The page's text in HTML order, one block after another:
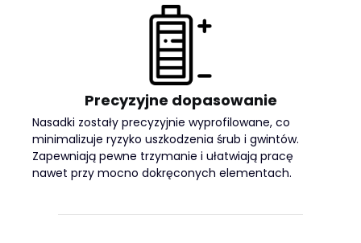
Precyzyjne dopasowanie
Nasadki zostały precyzyjnie wyprofilowane, co
minimalizuje ryzyko uszkodzenia śrub i gwintów.
Zapewniają pewne trzymanie i ułatwiają pracę
nawet przy mocno dokręconych elementach.